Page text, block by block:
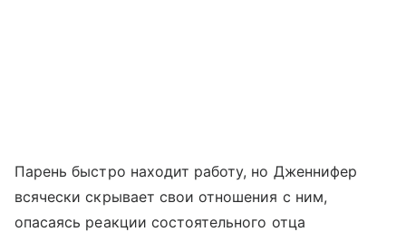
Парень быстро находит работу, но Дженнифер
всячески скрывает свои отношения с ним,
опасаясь реакции состоятельного отца